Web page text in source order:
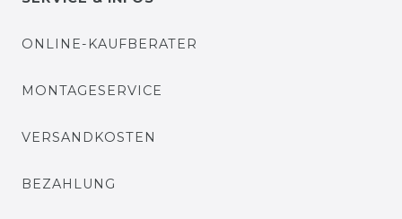
ONLINE-KAUFBERATER
MONTAGESERVICE
VERSANDKOSTEN
BEZAHLUNG